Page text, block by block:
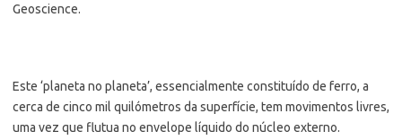
Geoscience.
Este ‘planeta no planeta’, essencialmente constituído de ferro, a
cerca de cinco mil quilómetros da superfície, tem movimentos livres,
uma vez que flutua no envelope líquido do núcleo externo.